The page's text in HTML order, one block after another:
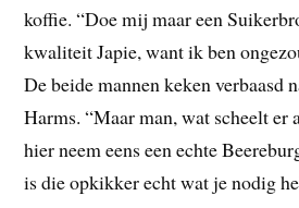
koffie. “Doe mij maar een
kwaliteit Japie, want ik ben
De beide mannen keken verbaasd
Harms. “Maar man, wat scheelt er
hier neem eens een echte
is die opkikker echt wat je nodig